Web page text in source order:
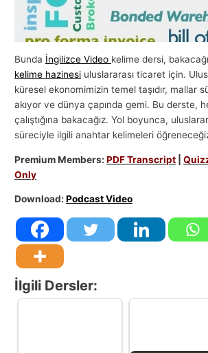
Bunda İngilizce Video kelime dersi,
kelime hazinesi uluslararası ticaret için.
küresel ekonomimizin temel taşıdır, mallar
akıyor ve dünya çapında gemi. Bu derste,
çalıştığına bakacağız. Yol boyunca,
süreciyle ilgili anahtar kelimeleri
Premium Members:PDF Transcript |
Only
Download:Podcast Video
İlgili Dersler: